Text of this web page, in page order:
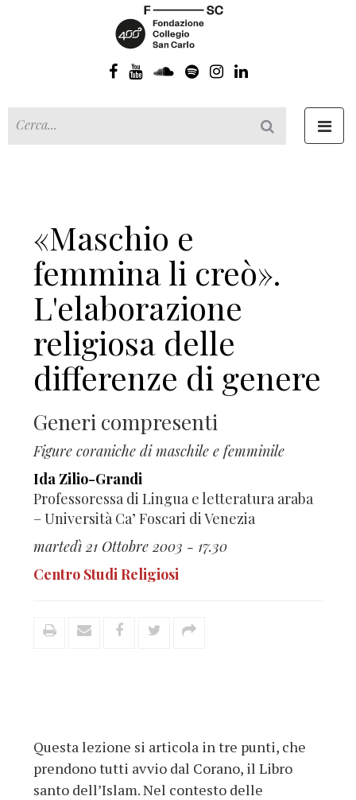
«Maschio e
femmina li creò».
L'elaborazione
religiosa delle
differenze di genere
Generi compresenti
Figure coraniche di maschile e femminile
Ida Zilio-Grandi
Professoressa di Lingua e letteratura araba
– Università Ca’ Foscari di Venezia
martedì 21 Ottobre 2003 - 17.30
Centro Studi Religiosi
Questa lezione si articola in tre punti, che
prendono tutti avvio dal Corano, il Libro
santo dell’Islam. Nel contesto delle